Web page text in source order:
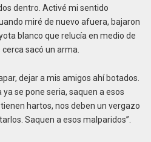
dentro. Activé mi sentido
miré de nuevo afuera, bajaron
blanco que relucía en medio de
sacó un arma.
dejar a mis amigos ahí botados.
ya se pone seria, saquen a esos
hartos, nos deben un vergazo
Saquen a esos malparidos”.